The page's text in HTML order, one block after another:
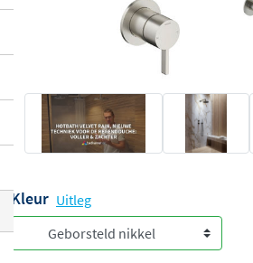
Kleur Uitleg